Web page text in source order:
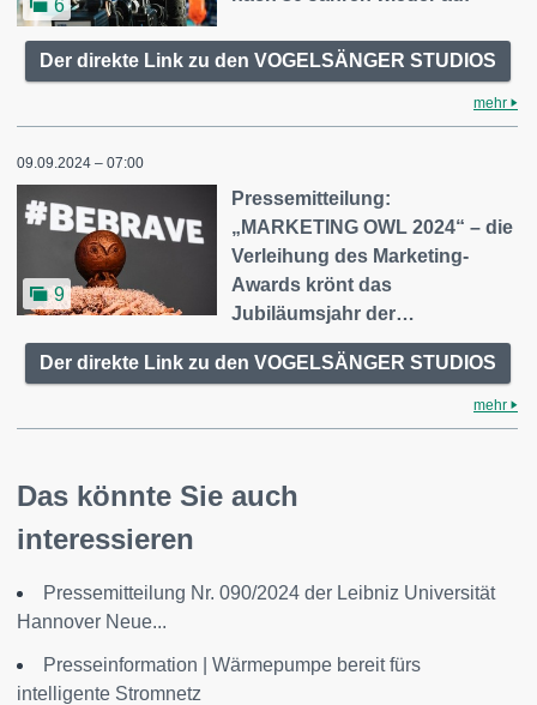
6
Der direkte Link zu den VOGELSÄNGER STUDIOS
mehr
09.09.2024 – 07:00
9
Pressemitteilung:
„MARKETING OWL 2024“ – die
Verleihung des Marketing-
Awards krönt das
Jubiläumsjahr der…
Der direkte Link zu den VOGELSÄNGER STUDIOS
mehr
Das könnte Sie auch
interessieren
Pressemitteilung Nr. 090/2024 der Leibniz Universität
Hannover Neue...
Presseinformation | Wärmepumpe bereit fürs
intelligente Stromnetz